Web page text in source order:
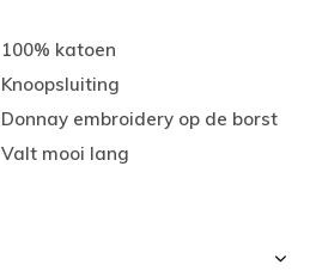
100% katoen
Knoopsluiting
Donnay embroidery op de borst
Valt mooi lang